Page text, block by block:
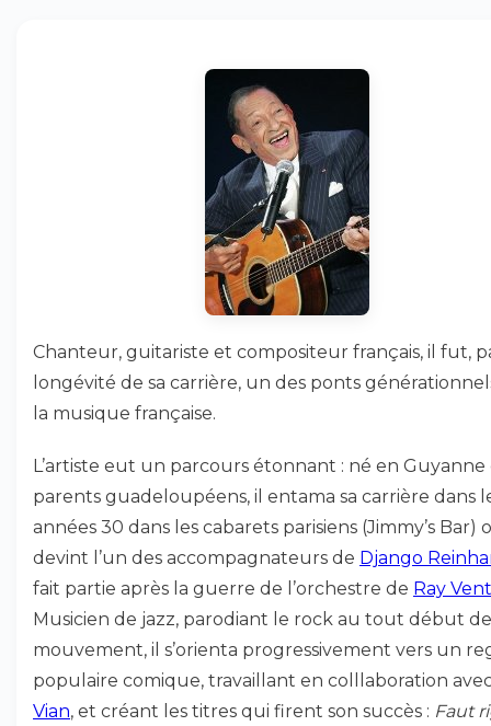
Chanteur, guitariste et compositeur français, il fut,
longévité de sa carrière, un des ponts
la musique française.
L’artiste eut un parcours étonnant : né en Guyanne
parents guadeloupéens, il entama sa carrière dans
années 30 dans les cabarets parisiens (Jimmy’s Bar)
devint l’un des accompagnateurs de Django
fait partie après la guerre de l’orchestre de Ray
Musicien de jazz, parodiant le rock au tout début
mouvement, il s’orienta progressivement vers un
populaire comique, travaillant en colllaboration
Vian, et créant les titres qui firent son succès : Faut